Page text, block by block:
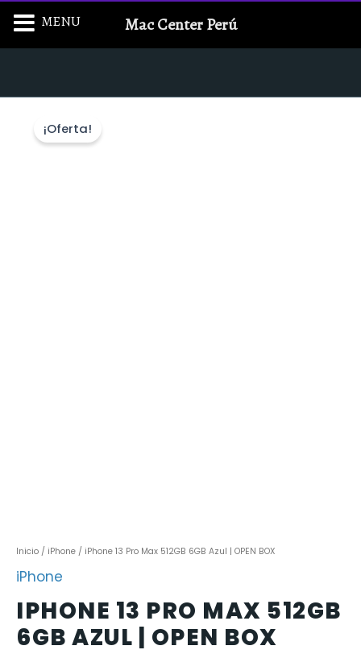
contenido
¡Oferta!
Inicio / iPhone / iPhone 13 Pro Max 512GB 6GB Azul | OPEN BOX
iPhone
IPHONE 13 PRO MAX 512GB
6GB AZUL | OPEN BOX
MENU Mac Center Perú